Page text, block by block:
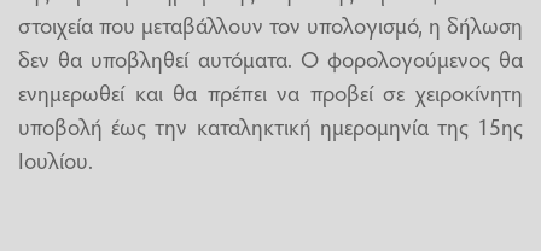
στοιχεία που μεταβάλλουν τον υπολογισμό, η δήλωση
δεν θα υποβληθεί αυτόματα. Ο φορολογούμενος θα
ενημερωθεί και θα πρέπει να προβεί σε χειροκίνητη
υποβολή έως την καταληκτική ημερομηνία της 15ης
Ιουλίου.